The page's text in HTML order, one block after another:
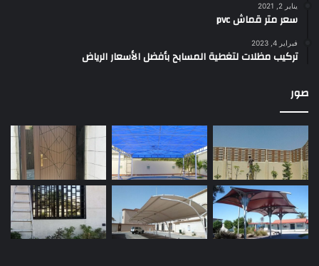
يناير 2, 2021
سعر متر قماش pvc
فبراير 4, 2023
تركيب مظلات لتغطية المسابح بأفضل الأسعار الرياض
صور